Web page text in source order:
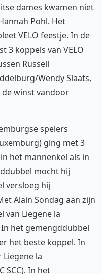
dames kwamen niet
Pohl. Het
VELO feestje. In de
3 koppels van VELO
Russell
Wendy Slaats,
de winst vandoor
spelers
ging met 3
het mannenkel als in
mocht hij
versloeg hij
Alain Sondag aan zijn
van Liegene la
In het gemengddubbel
het beste koppel. In
la
SCC). In het